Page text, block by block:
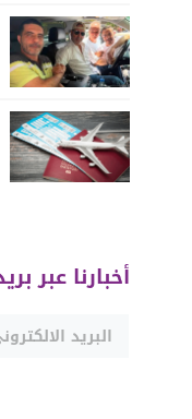
أخبارنا عبر